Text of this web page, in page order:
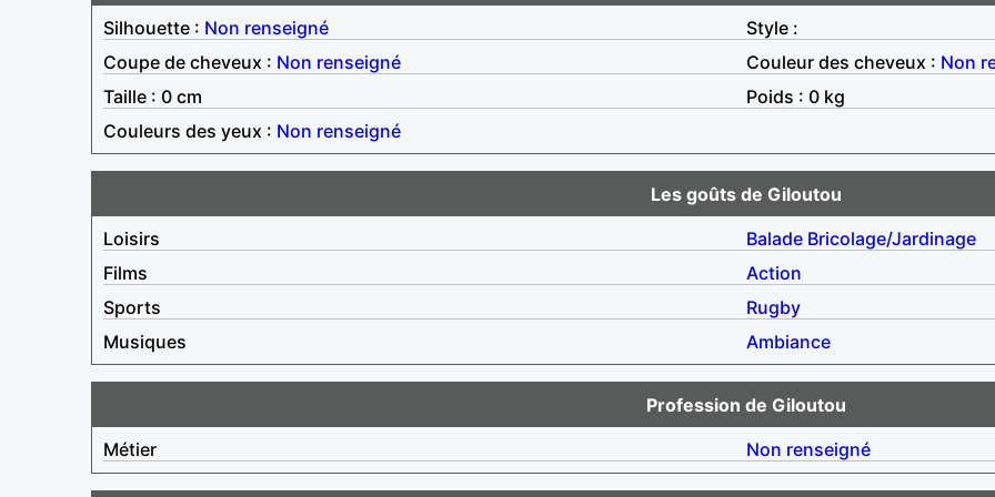
Silhouette : Non renseigné
Style :
Coupe de cheveux : Non renseigné Couleur des cheveux : Non
Taille : 0 cm
Poids : 0 kg
Couleurs des yeux : Non renseigné
Les goûts de Giloutou
Loisirs
Balade Bricolage/Jardinage
Films
Action
Sports
Rugby
Musiques
Ambiance
Profession de Giloutou
Métier
Non renseigné